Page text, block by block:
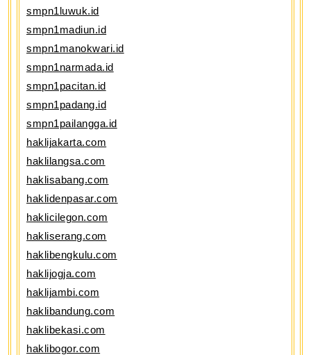
smpn1luwuk.id
smpn1madiun.id
smpn1manokwari.id
smpn1narmada.id
smpn1pacitan.id
smpn1padang.id
smpn1pailangga.id
haklijakarta.com
haklilangsa.com
haklisabang.com
haklidenpasar.com
haklicilegon.com
hakliserang.com
haklibengkulu.com
haklijogja.com
haklijambi.com
haklibandung.com
haklibekasi.com
haklibogor.com